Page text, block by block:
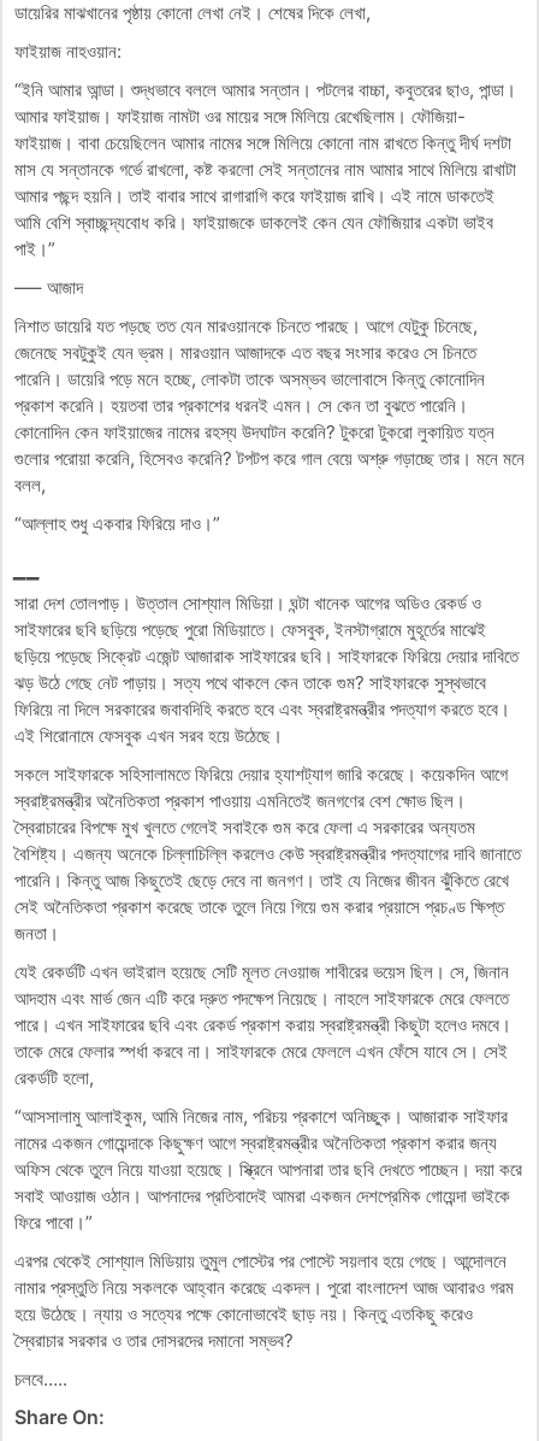
ডায়েরির মাঝখানের পৃষ্ঠায় কোনো লেখা নেই। শেষের দিকে লেখা,
ফাইয়াজ নাহওয়ান:
“ইনি আমার আন্ডা। শুদ্ধভাবে বললে আমার সন্তান। পটলের বাচ্চা, কবুতরের ছাও, পান্ডা।
আমার ফাইয়াজ। ফাইয়াজ নামটা ওর মায়ের সঙ্গে মিলিয়ে রেখেছিলাম। ফৌজিয়া-
ফাইয়াজ। বাবা চেয়েছিলেন আমার নামের সঙ্গে মিলিয়ে কোনো নাম রাখতে কিন্তু দীর্ঘ দশটা
মাস যে সন্তানকে গর্ভে রাখলো, কষ্ট করলো সেই সন্তানের নাম আমার সাথে মিলিয়ে রাখাটা
আমার পছন্দ হয়নি। তাই বাবার সাথে রাগারাগি করে ফাইয়াজ রাখি। এই নামে ডাকতেই
আমি বেশি স্বাচ্ছন্দ্যবোধ করি। ফাইয়াজকে ডাকলেই কেন যেন ফৌজিয়ার একটা ভাইব
পাই।”
—– আজাদ
নিশাত ডায়েরি যত পড়ছে তত যেন মারওয়ানকে চিনতে পারছে। আগে যেটুকু চিনেছে,
জেনেছে সবটুকুই যেন ভ্রম। মারওয়ান আজাদকে এত বছর সংসার করেও সে চিনতে
পারেনি। ডায়েরি পড়ে মনে হচ্ছে, লোকটা তাকে অসম্ভব ভালোবাসে কিন্তু কোনোদিন
প্রকাশ করেনি। হয়তবা তার প্রকাশের ধরনই এমন। সে কেন তা বুঝতে পারেনি।
কোনোদিন কেন ফাইয়াজের নামের রহস্য উদঘাটন করেনি? টুকরো টুকরো লুকায়িত যত্ন
গুলোর পরোয়া করেনি, হিসেবও করেনি? টপটপ করে গাল বেয়ে অশ্রু গড়াচ্ছে তার। মনে মনে
বলল,
“আল্লাহ শুধু একবার ফিরিয়ে দাও।”
সারা দেশ তোলপাড়। উত্তাল সোশ্যাল মিডিয়া। ঘন্টা খানেক আগের অডিও রেকর্ড ও
সাইফারের ছবি ছড়িয়ে পড়েছে পুরো মিডিয়াতে। ফেসবুক, ইনস্টাগ্রামে মুহূর্তের মাঝেই
ছড়িয়ে পড়েছে সিক্রেট এজেন্ট আজারাক সাইফারের ছবি। সাইফারকে ফিরিয়ে দেয়ার দাবিতে
ঝড় উঠে গেছে নেট পাড়ায়। সত্য পথে থাকলে কেন তাকে গুম? সাইফারকে সুস্থভাবে
ফিরিয়ে না দিলে সরকারের জবাবদিহি করতে হবে এবং স্বরাষ্ট্রমন্ত্রীর পদত্যাগ করতে হবে।
এই শিরোনামে ফেসবুক এখন সরব হয়ে উঠেছে।
সকলে সাইফারকে সহিসালামতে ফিরিয়ে দেয়ার হ্যাশট্যাগ জারি করেছে। কয়েকদিন আগে
স্বরাষ্ট্রমন্ত্রীর অনৈতিকতা প্রকাশ পাওয়ায় এমনিতেই জনগণের বেশ ক্ষোভ ছিল।
স্বৈরাচারের বিপক্ষে মুখ খুলতে গেলেই সবাইকে গুম করে ফেলা এ সরকারের অন্যতম
বৈশিষ্ট্য। এজন্য অনেকে চিল্লাচিল্লি করলেও কেউ স্বরাষ্ট্রমন্ত্রীর পদত্যাগের দাবি জানাতে
পারেনি। কিন্তু আজ কিছুতেই ছেড়ে দেবে না জনগণ। তাই যে নিজের জীবন ঝুঁকিতে রেখে
সেই অনৈতিকতা প্রকাশ করেছে তাকে তুলে নিয়ে গিয়ে গুম করার প্রয়াসে প্রচণ্ড ক্ষিপ্ত
জনতা।
যেই রেকর্ডটি এখন ভাইরাল হয়েছে সেটি মূলত নেওয়াজ শাবীরের ভয়েস ছিল। সে, জিনান
আদহাম এবং মার্ভ জেন এটি করে দ্রুত পদক্ষেপ নিয়েছে। নাহলে সাইফারকে মেরে ফেলতে
পারে। এখন সাইফারের ছবি এবং রেকর্ড প্রকাশ করায় স্বরাষ্ট্রমন্ত্রী কিছুটা হলেও দমবে।
তাকে মেরে ফেলার স্পর্ধা করবে না। সাইফারকে মেরে ফেললে এখন ফেঁসে যাবে সে। সেই
রেকর্ডটি হলো,
“আসসালামু আলাইকুম, আমি নিজের নাম, পরিচয় প্রকাশে অনিচ্ছুক। আজারাক সাইফার
নামের একজন গোয়েন্দাকে কিছুক্ষণ আগে স্বরাষ্ট্রমন্ত্রীর অনৈতিকতা প্রকাশ করার জন্য
অফিস থেকে তুলে নিয়ে যাওয়া হয়েছে। স্ক্রিনে আপনারা তার ছবি দেখতে পাচ্ছেন। দয়া করে
সবাই আওয়াজ ওঠান। আপনাদের প্রতিবাদেই আমরা একজন দেশপ্রেমিক গোয়েন্দা ভাইকে
ফিরে পাবো।”
এরপর থেকেই সোশ্যাল মিডিয়ায় তুমুল পোস্টের পর পোস্টে সয়লাব হয়ে গেছে। আন্দোলনে
নামার প্রস্তুতি নিয়ে সকলকে আহ্বান করেছে একদল। পুরো বাংলাদেশ আজ আবারও গরম
হয়ে উঠেছে। ন্যায় ও সত্যের পক্ষে কোনোভাবেই ছাড় নয়। কিন্তু এতকিছু করেও
স্বৈরাচার সরকার ও তার দোসরদের দমানো সম্ভব?
চলবে…..
Share On: